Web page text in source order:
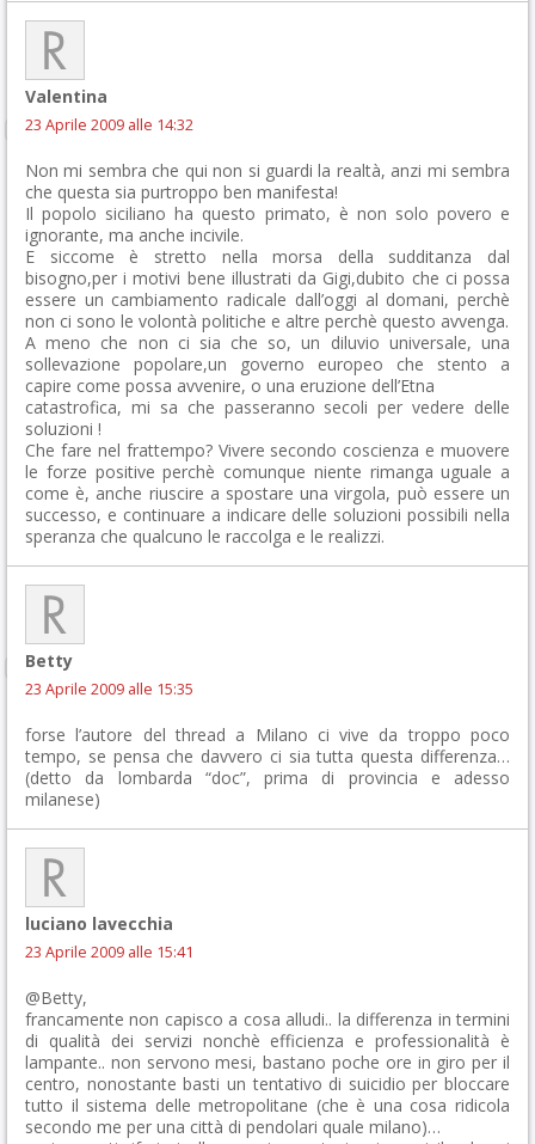
Valentina
23 Aprile 2009 alle 14:32
Non mi sembra che qui non si guardi la realtà, anzi mi sembra
che questa sia purtroppo ben manifesta!
Il popolo siciliano ha questo primato, è non solo povero e
ignorante, ma anche incivile.
E siccome è stretto nella morsa della sudditanza dal
bisogno,per i motivi bene illustrati da Gigi,dubito che ci possa
essere un cambiamento radicale dall’oggi al domani, perchè
non ci sono le volontà politiche e altre perchè questo avvenga.
A meno che non ci sia che so, un diluvio universale, una
sollevazione popolare,un governo europeo che stento a
capire come possa avvenire, o una eruzione dell’Etna
catastrofica, mi sa che passeranno secoli per vedere delle
soluzioni !
Che fare nel frattempo? Vivere secondo coscienza e muovere
le forze positive perchè comunque niente rimanga uguale a
come è, anche riuscire a spostare una virgola, può essere un
successo, e continuare a indicare delle soluzioni possibili nella
speranza che qualcuno le raccolga e le realizzi.
Betty
23 Aprile 2009 alle 15:35
forse l’autore del thread a Milano ci vive da troppo poco
tempo, se pensa che davvero ci sia tutta questa differenza…
(detto da lombarda “doc”, prima di provincia e adesso
milanese)
luciano lavecchia
23 Aprile 2009 alle 15:41
@Betty,
francamente non capisco a cosa alludi.. la differenza in termini
di qualità dei servizi nonchè efficienza e professionalità è
lampante.. non servono mesi, bastano poche ore in giro per il
centro, nonostante basti un tentativo di suicidio per bloccare
tutto il sistema delle metropolitane (che è una cosa ridicola
secondo me per una città di pendolari quale milano)…